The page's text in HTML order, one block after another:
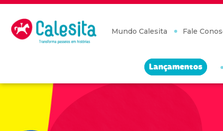
Skip
content
Mundo Calesita Fale
Lançamentos